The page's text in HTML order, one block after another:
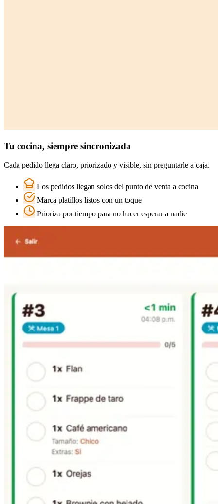
Tu cocina, siempre sincronizada
Cada pedido llega claro, priorizado y visible, sin preguntarle a caja.
Los pedidos llegan solos del punto de venta a cocina
Marca platillos listos con un toque
Prioriza por tiempo para no hacer esperar a nadie